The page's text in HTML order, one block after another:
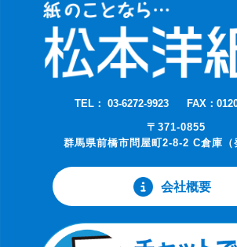
TEL： 03-6272-9923
FAX：
〒371-0855
群馬県前橋市問屋町2-8-2 C倉庫（
会社概要